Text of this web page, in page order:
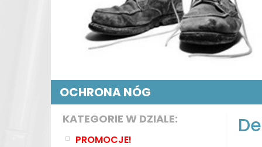
OCHRONA NÓG
KATEGORIE W DZIALE:
PROMOCJE!